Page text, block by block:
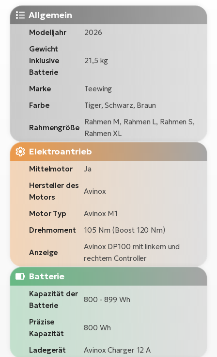
Allgemein
Modelljahr
2026
Gewicht
inklusive
Batterie
21,5 kg
Marke
Teewing
Farbe
Tiger, Schwarz, Braun
Rahmengröße
Rahmen M, Rahmen L, Rahmen S,
Rahmen XL
Elektroantrieb
Mittelmotor
Ja
Hersteller des
Motors
Avinox
Motor Typ
Avinox M1
Drehmoment
105 Nm (Boost 120 Nm)
Anzeige
Avinox DP100 mit linkem und
rechtem Controller
Batterie
Kapazität der
Batterie
800 - 899 Wh
Präzise
Kapazität
800 Wh
Ladegerät Avinox Charger 12 A